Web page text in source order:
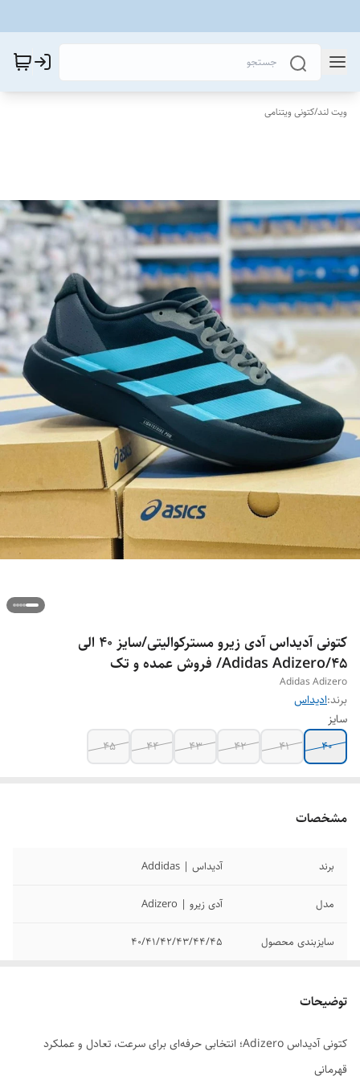
ویت لند/کتونی ویتنامی
کتونی آدیداس آدی زیرو مسترکوالیتی/سایز 40 الی
45/Adidas Adizero/ فروش عمده و تک
Adidas Adizero
برند:ادیداس
سایز
40
41
42
43
44
45
مشخصات
برند آدیداس | Addidas
مدل آدی زیرو | Adizero
سایزبندی محصول 40/41/42/43/44/45
توضیحات
کتونی آدیداس Adizero؛ انتخابی حرفه‌ای برای سرعت، تعادل و عملکرد
قهرمانی